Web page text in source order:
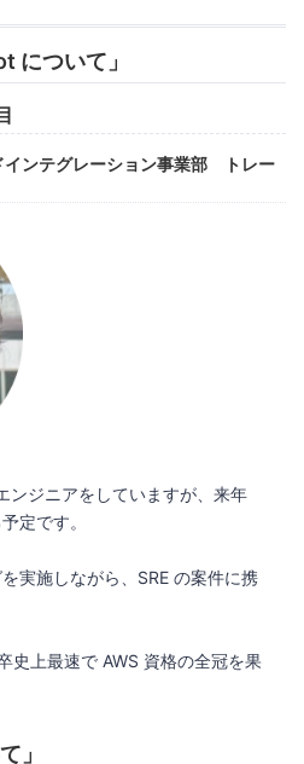
について」
インテグレーション事業部 トレー
ンジニアをしていますが、来年
定です。
実施しながら、SRE の案件に携
史上最速で AWS 資格の全冠を果
」